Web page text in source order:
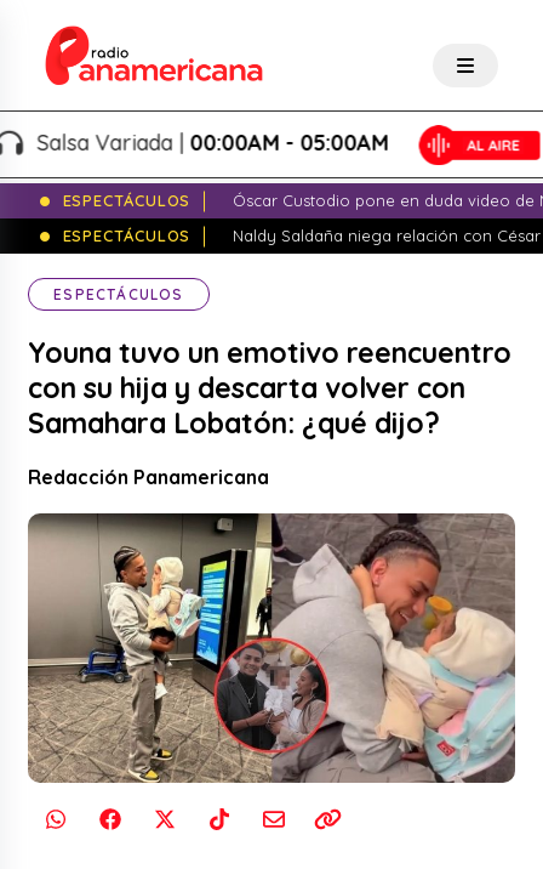
Variada |00:00AM - 05:00AM
ESPECTÁCULOS
Óscar Custodio pone en duda video de
ESPECTÁCULOS
Naldy Saldaña niega relación con
ESPECTÁCULOS
Youna tuvo un emotivo reencuentro
con su hija y descarta volver con
Samahara Lobatón: ¿qué dijo?
Redacción Panamericana